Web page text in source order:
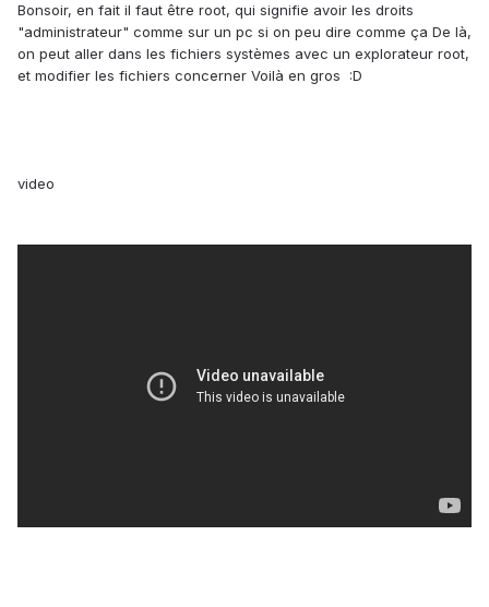
Bonsoir, en fait il faut être root, qui signifie avoir les droits
"administrateur" comme sur un pc si on peu dire comme ça De là,
on peut aller dans les fichiers systèmes avec un explorateur root,
et modifier les fichiers concerner Voilà en gros :D
video